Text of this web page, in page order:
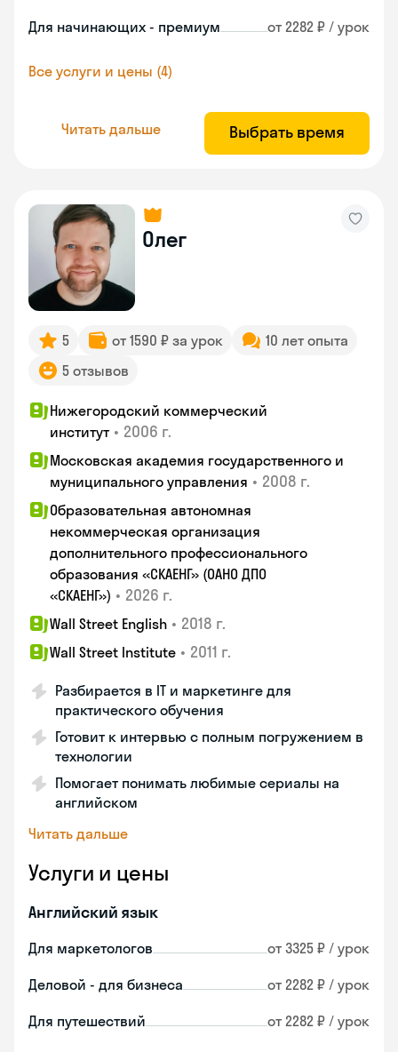
Для начинающих - премиум от 2282 ₽ / урок
Все услуги и цены (4)
Читать дальше Выбрать время
Олег
5 от 1590 ₽ за урок
10 лет опыта
5 отзывов
Нижегородский коммерческий
институт • 2006 г.
Московская академия государственного и
муниципального управления • 2008 г.
Образовательная автономная
некоммерческая организация
дополнительного профессионального
образования «СКАЕНГ» (ОАНО ДПО
«СКАЕНГ») • 2026 г.
Wall Street English • 2018 г.
Wall Street Institute • 2011 г.
Разбирается в IT и маркетинге для
практического обучения
Готовит к интервью с полным погружением в
технологии
Помогает понимать любимые сериалы на
английском
Читать дальше
Услуги и цены
Английский язык
Для маркетологов от 3325 ₽ / урок
Деловой - для бизнеса от 2282 ₽ / урок
Для путешествий от 2282 ₽ / урок